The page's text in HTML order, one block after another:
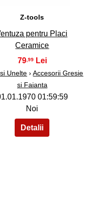
Z-tools
pentru Placi
Ceramice
79,99
Unelte ›Accesorii Gresie
si Faianta
01:59:59
Noi